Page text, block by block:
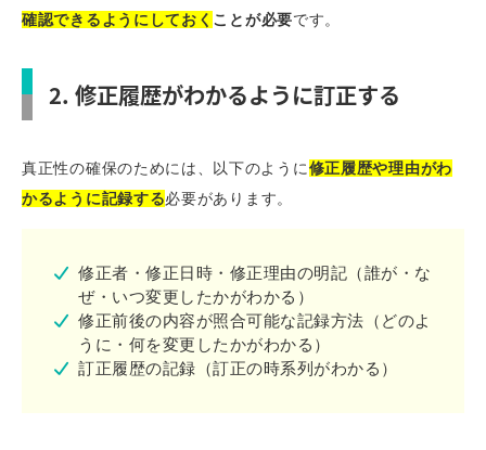
確認できるようにしておく ことが必要です。
2. 修正履歴がわかるように訂正する
真正性の確保のためには、以下のように修正履歴や理由がわ
かるように記録する必要があります。
修正者・修正日時・修正理由の明記（誰が・な
ぜ・いつ変更したかがわかる）
修正前後の内容が照合可能な記録方法（どのよ
うに・何を変更したかがわかる）
訂正履歴の記録（訂正の時系列がわかる）